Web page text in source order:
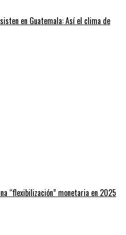
en Guatemala: Así el clima de
“flexibilización” monetaria en 2025